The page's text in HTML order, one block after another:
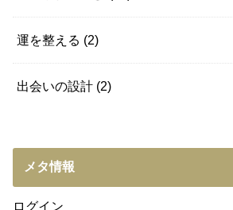
運を整える (2)
出会いの設計 (2)
メタ情報
ログイン